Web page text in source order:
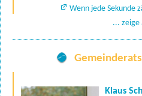
Wenn jede Sekunde
... zeige
Klaus